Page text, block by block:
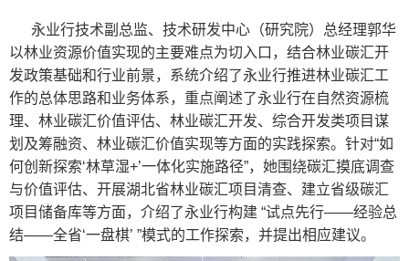
永业行技术副总监、技术研发中心（研究院）总经理郭华
以林业资源价值实现的主要难点为切入口，结合林业碳汇开
发政策基础和行业前景，系统介绍了永业行推进林业碳汇工
作的总体思路和业务体系，重点阐述了永业行在自然资源梳
理、林业碳汇价值评估、林业碳汇开发、综合开发类项目谋
划及筹融资、林业碳汇价值实现等方面的实践探索。针对“如
何创新探索‘林草湿+’一体化实施路径”，她围绕碳汇摸底调查
与价值评估、开展湖北省林业碳汇项目清查、建立省级碳汇
项目储备库等方面，介绍了永业行构建 “试点先行——经验总
结——全省‘一盘棋’ ”模式的工作探索，并提出相应建议。